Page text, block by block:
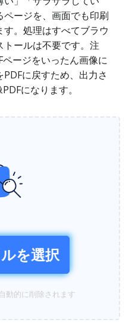
ージを、画面でも印刷
。処理はすべてブラウ
ールは不要です。注
ージをいったん画像に
に戻すため、出力さ
になります。
を選択
動的に削除されます